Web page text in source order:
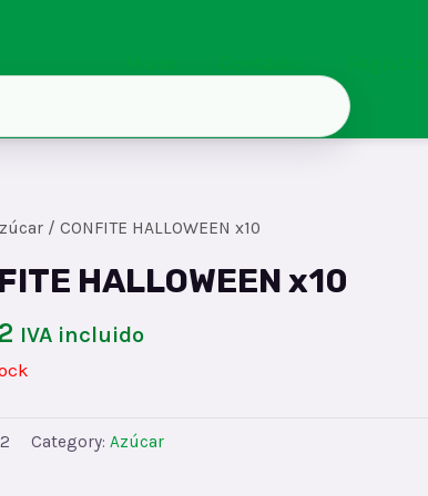
/ CONFITE HALLOWEEN x10
HALLOWEEN x10
IVA incluido
Category: Azúcar